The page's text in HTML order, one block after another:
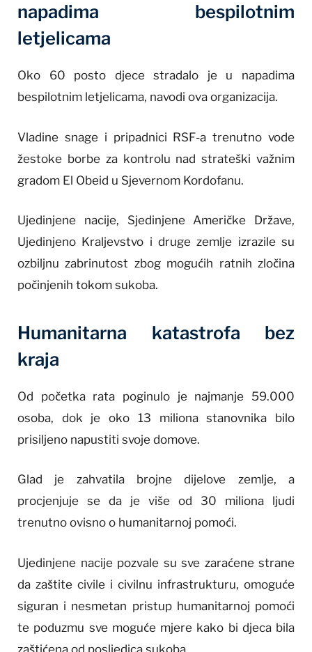
napadima bespilotnim
letjelicama
Oko 60 posto djece stradalo je u napadima
bespilotnim letjelicama, navodi ova organizacija.
Vladine snage i pripadnici RSF-a trenutno vode
žestoke borbe za kontrolu nad strateški važnim
gradom El Obeid u Sjevernom Kordofanu.
Ujedinjene nacije, Sjedinjene Američke Države,
Ujedinjeno Kraljevstvo i druge zemlje izrazile su
ozbiljnu zabrinutost zbog mogućih ratnih zločina
počinjenih tokom sukoba.
Humanitarna katastrofa bez
kraja
Od početka rata poginulo je najmanje 59.000
osoba, dok je oko 13 miliona stanovnika bilo
prisiljeno napustiti svoje domove.
Glad je zahvatila brojne dijelove zemlje, a
procjenjuje se da je više od 30 miliona ljudi
trenutno ovisno o humanitarnoj pomoći.
Ujedinjene nacije pozvale su sve zaraćene strane
da zaštite civile i civilnu infrastrukturu, omoguće
siguran i nesmetan pristup humanitarnoj pomoći
te poduzmu sve moguće mjere kako bi djeca bila
zaštićena od posljedica sukoba.